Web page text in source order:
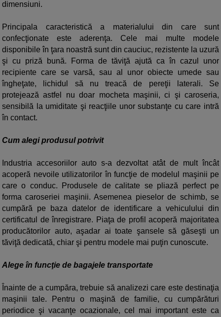
dimensiuni.
Principala caracteristică a materialului din care sunt
confecţionate este aderenţa. Cele mai multe modele
disponibile în ţara noastră sunt din cauciuc, rezistente la uzură
şi cu priză bună. Forma de tăviţă ajută ca în cazul unor
recipiente care se varsă, sau al unor obiecte umede sau
îngheţate, lichidul să nu treacă de pereţii laterali. Se
protejează astfel nu doar mocheta maşinii, ci şi caroseria,
sensibilă la umiditate şi reacţiile unor substanţe cu care intră
în contact.
Cum alegi produsul potrivit
Industria accesoriilor auto s-a dezvoltat atât de mult încât
acoperă nevoile utilizatorilor în funcţie de modelul maşinii pe
care o conduc. Produsele de calitate se pliază perfect pe
forma caroseriei maşinii. Asemenea pieselor de schimb, se
cumpără pe baza datelor de identificare a vehiculului din
certificatul de înregistrare. Piaţa de profil acoperă majoritatea
producătorilor auto, aşadar ai toate şansele să găseşti un
tăviţă dedicată, chiar şi pentru modele mai puţin cunoscute.
Alege în funcţie de bagajele transportate
Înainte de a cumpăra, trebuie să analizezi care este destinaţia
maşinii tale. Pentru o maşină de familie, cu cumpărături
periodice şi vacanţe ocazionale, cel mai important este ca